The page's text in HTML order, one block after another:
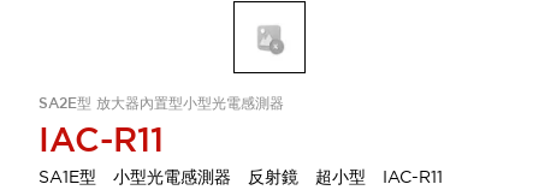
SA2E型 放大器內置型小型光電感測器
IAC-R11
SA1E型 小型光電感測器 反射鏡 超小型 IAC-R11